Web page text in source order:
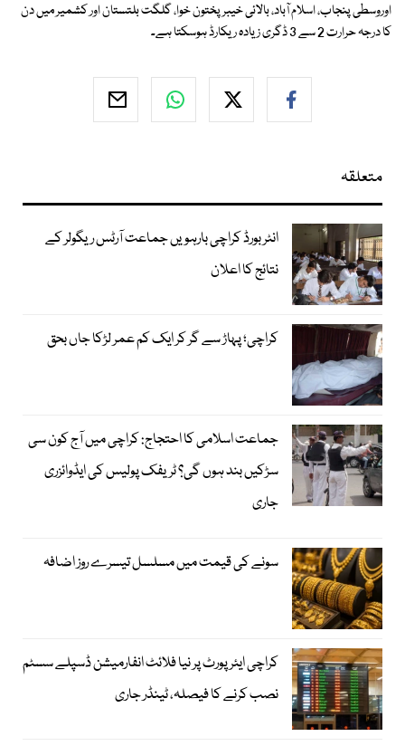
اوروسطی پنجاب، اسلام آباد، بالائی خیبرپختون خوا، گلگت بلتستان اور کشمیر میں دن
کا درجہ حرارت 2 سے 3 ڈگری زیادہ ریکارڈ ہوسکتا ہے۔
متعلقہ
انٹر بورڈ کراچی بارہویں جماعت آرٹس ریگولر کے
نتائج کا اعلان
کراچی؛ پہاڑ سے گر کر ایک کم عمر لڑکا جاں بحق
جماعت اسلامی کا احتجاج: کراچی میں آج کون سی
سڑکیں بند ہوں گی؟ ٹریفک پولیس کی ایڈوائزری
جاری
سونے کی قیمت میں مسلسل تیسرے روز اضافہ
کراچی ایئرپورٹ پر نیا فلائٹ انفارمیشن ڈسپلے سسٹم
نصب کرنے کا فیصلہ، ٹینڈر جاری